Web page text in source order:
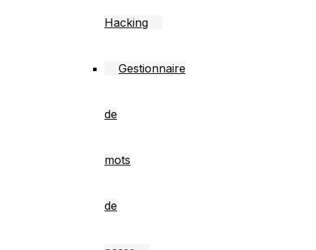
Hacking
Gestionnaire
de
mots
de